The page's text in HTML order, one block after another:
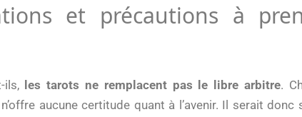
et précautions à
ils, les tarots ne remplacent pas le libre arbitre.
aucune certitude quant à l’avenir. Il serait